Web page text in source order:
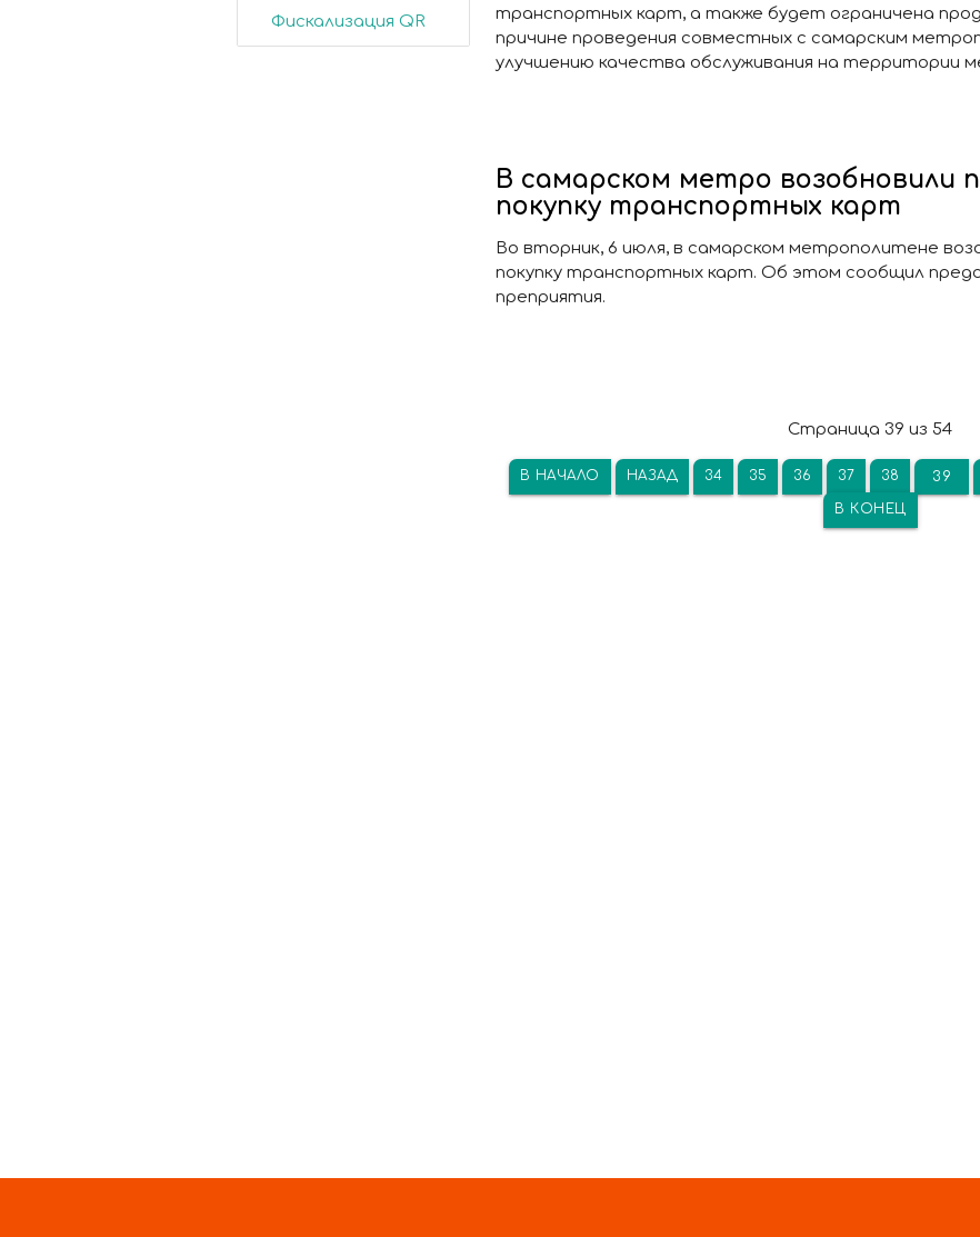
Фискализация QR
транспортных карт, а также будет ограничена
причине проведения совместных с самарским
улучшению качества обслуживания на территории
В самарском метро возобновили
покупку транспортных карт
Во вторник, 6 июля, в самарском метрополитене
покупку транспортных карт. Об этом сообщил
преприятия.
Страница 39 из 54
В НАЧАЛО НАЗАД 34 35 36 37 38 39
В КОНЕЦ